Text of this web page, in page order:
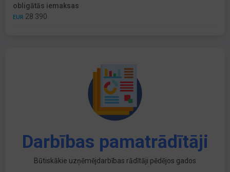
obligātās iemaksas
EUR 28 390
Darbības pamatrādītāji
Būtiskākie uzņēmējdarbības rādītāji pēdējos gados